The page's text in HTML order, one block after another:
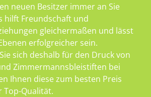
neuen Besitzer immer an Sie
hilft Freundschaft und
gleichermaßen und lässt
erfolgreicher sein.
sich deshalb für den Druck von
Zimmermannsbleistiften bei
Ihnen diese zum besten Preis
Top-Qualität.